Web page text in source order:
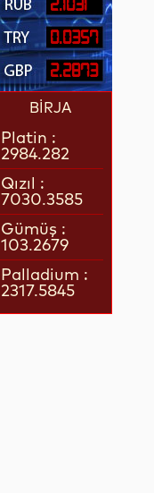
2.1031
0.0357
2.2873
BİRJA
Platin :
2984.282
Qızıl :
7030.3585
Gümüş :
103.2679
Palladium :
2317.5845